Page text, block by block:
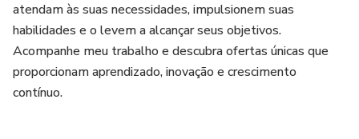
atendam às suas necessidades, impulsionem suas
habilidades e o levem a alcançar seus objetivos.
Acompanhe meu trabalho e descubra ofertas únicas que
proporcionam aprendizado, inovação e crescimento
contínuo.